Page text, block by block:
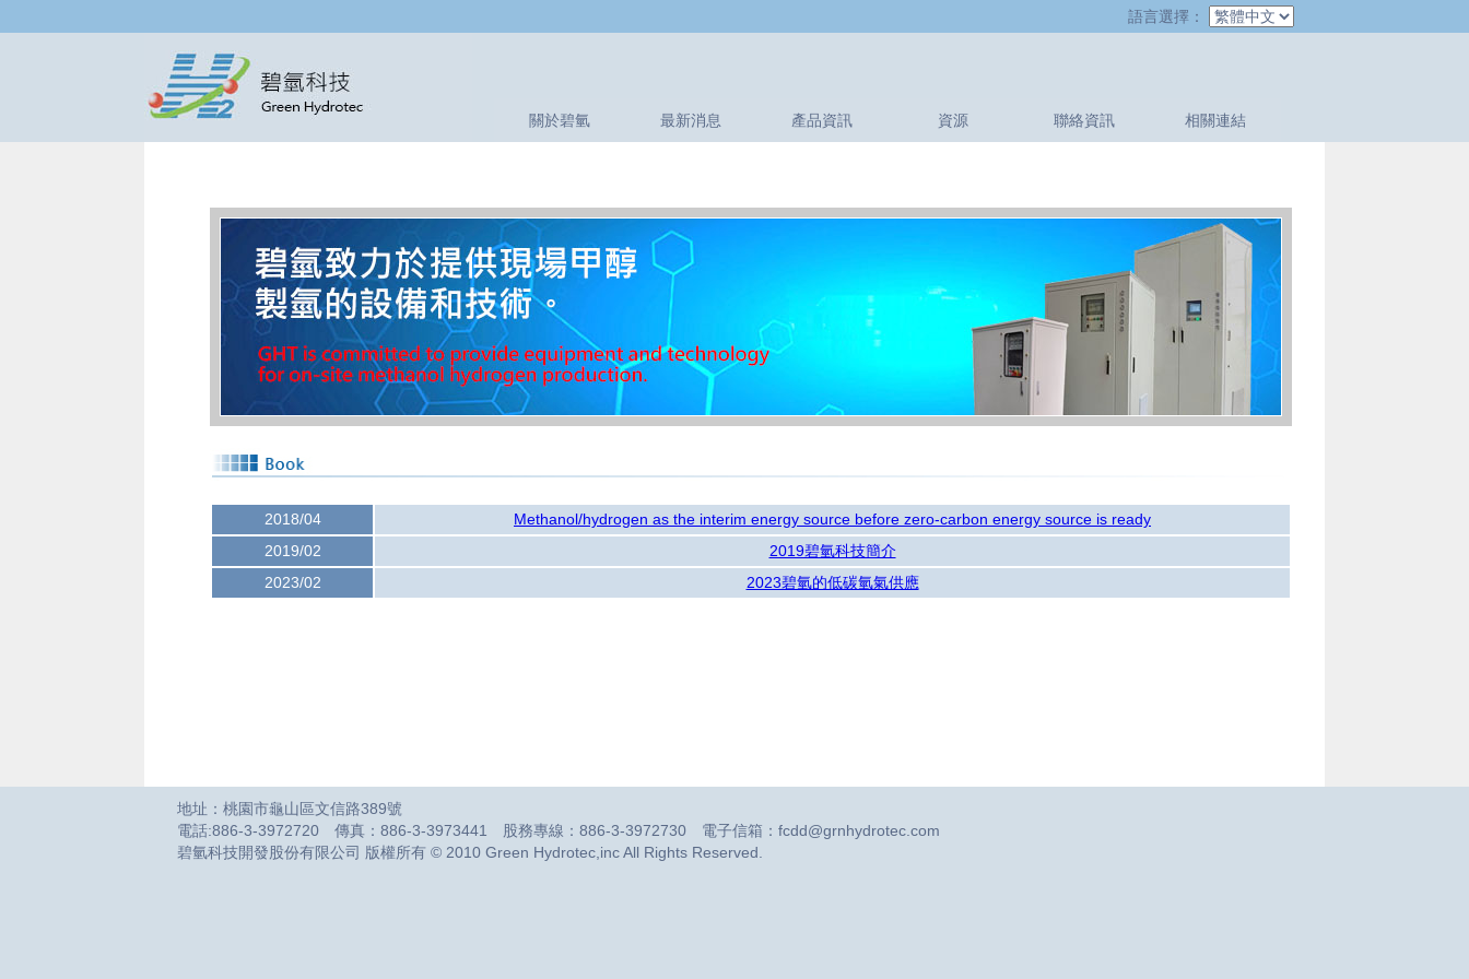
語言選擇：
關於碧氫 最新消息 產品資訊 資源 聯絡資訊 相關連結
2018/04
Methanol/hydrogen as the interim energy source before zero-carbon energy source is ready
2019/02
2019碧氫科技簡介
2023/02
2023碧氫的低碳氫氣供應
地址：桃園市龜山區文信路389號
電話:886-3-3972720 傳真：886-3-3973441 股務專線：886-3-3972730 電子信箱：fcdd@grnhydrotec.com
碧氫科技開發股份有限公司 版權所有 © 2010 Green Hydrotec,inc All Rights Reserved.